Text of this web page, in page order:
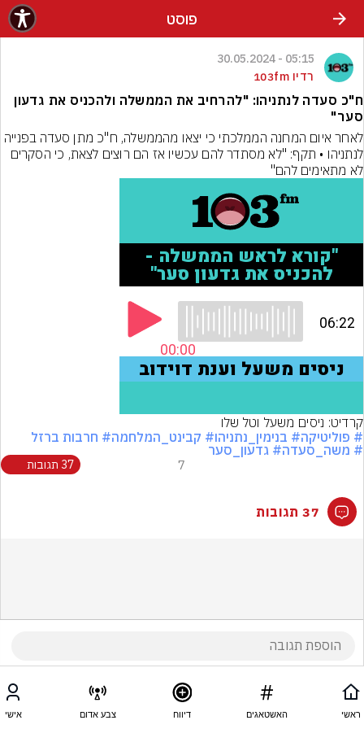
פוסט
05:15 - 30.05.2024
רדיו 103fm
ח"כ סעדה לנתניהו: "להרחיב את הממשלה ולהכניס את גדעון
סער"
לא מתאימים להם"
קרדיט: ניסים משעל וטל שלו
# פוליטיקה# בנימין_נתניהו# קבינט_המלחמה# חרבות ברזל
# משה_סעדה# גדעון_סער
7 37 תגובות
37 תגובות
ראשי האשטאגים דיווח צבע אדום אישי